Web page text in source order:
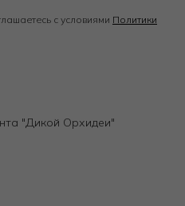
с условиями Политики
"Дикой Орхидеи"